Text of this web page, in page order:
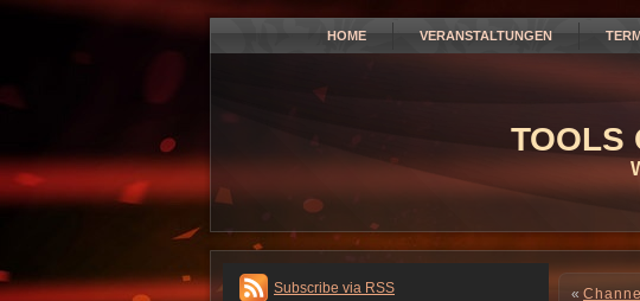
HOME VERANSTALTUNGEN
TOOLS
Subscribe via RSS «